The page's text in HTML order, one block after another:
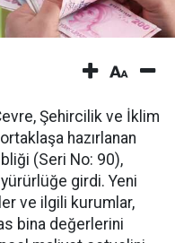
Şehircilik ve İklim
hazırlanan
(Seri No: 90),
girdi. Yeni
ve ilgili kurumlar,
bina değerlerini